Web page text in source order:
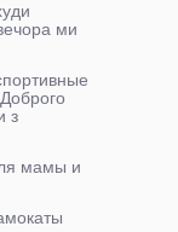
ми
з
мамы и